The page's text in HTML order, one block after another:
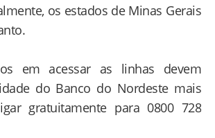
os estados de Minas Gerais
em acessar as linhas devem
do Banco do Nordeste mais
gratuitamente para 0800 728